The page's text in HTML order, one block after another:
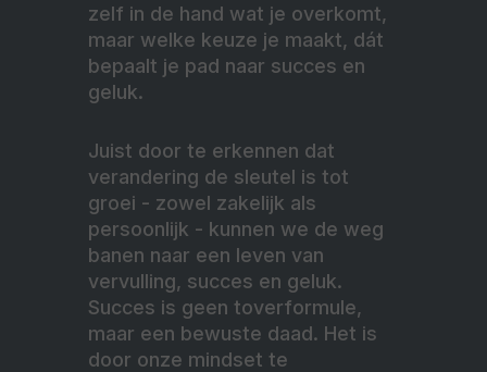
zelf in de hand wat je overkomt,
maar welke keuze je maakt, dát
bepaalt je pad naar succes en
geluk.
Juist door te erkennen dat
verandering de sleutel is tot
groei - zowel zakelijk als
persoonlijk - kunnen we de weg
banen naar een leven van
vervulling, succes en geluk.
Succes is geen toverformule,
maar een bewuste daad. Het is
door onze mindset te